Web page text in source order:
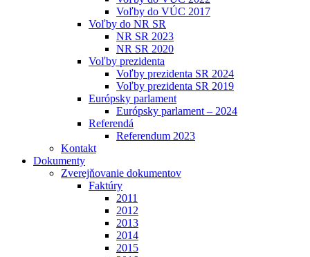
Voľby do VÚC 2017
Voľby do NR SR
NR SR 2023
NR SR 2020
Voľby prezidenta
Voľby prezidenta SR 2024
Voľby prezidenta SR 2019
Európsky parlament
Európsky parlament – 2024
Referendá
Referendum 2023
Kontakt
Dokumenty
Zverejňovanie dokumentov
Faktúry
2011
2012
2013
2014
2015